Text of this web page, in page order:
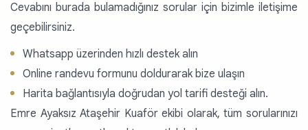
Cevabını burada bulamadığınız sorular için bizimle iletişime
geçebilirsiniz.
Whatsapp üzerinden hızlı destek alın
Online randevu formunu doldurarak bize ulaşın
Harita bağlantısıyla doğrudan yol tarifi desteği alın.
Emre Ayaksız Ataşehir Kuaför ekibi olarak, tüm sorularınızı